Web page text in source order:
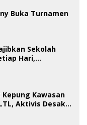
Buka Turnamen
Sekolah
Hari,
Kawasan
Aktivis Desak